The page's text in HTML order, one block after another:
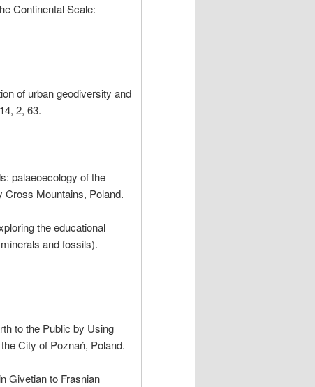
Continental Scale:
of urban geodiversity and
2, 63.
palaeoecology of the
Cross Mountains, Poland.
the educational
and fossils).
to the Public by Using
City of Poznań, Poland.
Givetian to Frasnian